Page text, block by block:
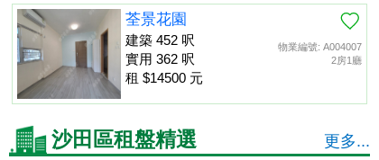
物業編號: A004007
2房1廳
荃景花園
建築 452 呎
實用 362 呎
租 $14500 元
沙田區租盤精選 更多...